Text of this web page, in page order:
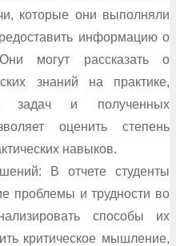
которые они выполняли
информацию о
могут рассказать о
знаний на практике,
задач и полученных
оценить степень
навыков.
В отчете студенты
проблемы и трудности во
способы их
критическое мышление,